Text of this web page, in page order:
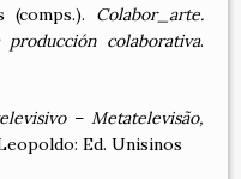
Colabor_arte.
colaborativa.
– Metatelevisão,
Ed. Unisinos